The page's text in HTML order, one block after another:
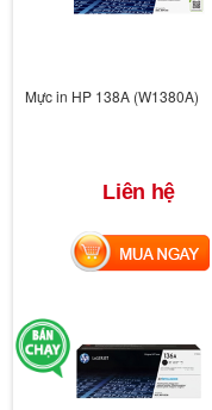
Mực in HP 138A (W1380A)
Liên hệ
MUA NGAY